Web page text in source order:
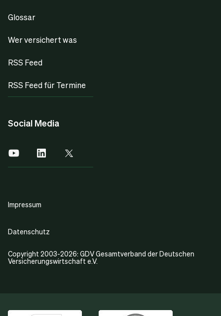
Glossar
Wer versichert was
RSS Feed
RSS Feed für Termine
Social Media
Copyright 2003-2026: GDV Gesamtverband der Deutschen
Versicherungswirtschaft e.V.
Impressum
Datenschutz